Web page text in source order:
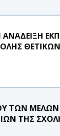
ΤΩΝ
ΤΗΣ